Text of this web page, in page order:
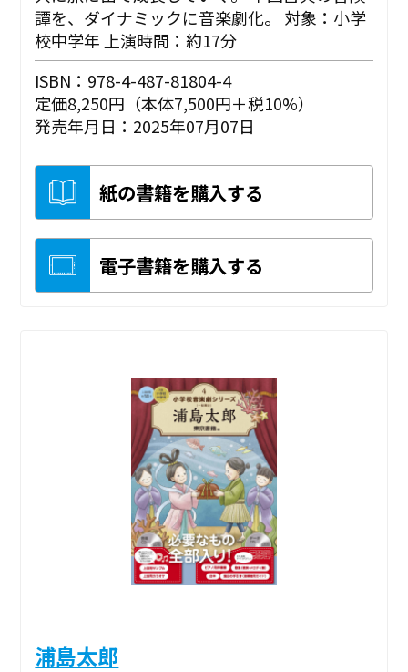
譚を、ダイナミックに音楽劇化。 対象：小学
校中学年 上演時間：約17分
ISBN：978-4-487-81804-4
定価8,250円（本体7,500円＋税10%）
発売年月日：2025年07月07日
紙の書籍を購入する
電子書籍を購入する
浦島太郎